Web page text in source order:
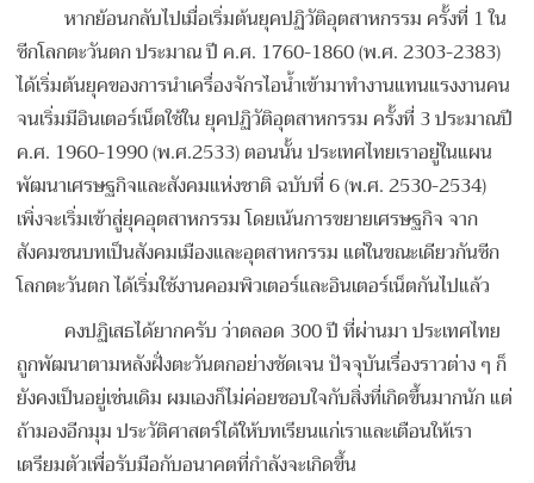
หากย้อนกลับไปเมื่อเริ่มต้นยุคปฏิวัติอุตสาหกรรม ครั้งที่ 1 ใน
ซีกโลกตะวันตก ประมาณ ปี ค.ศ. 1760-1860 (พ.ศ. 2303-2383)
ได้เริ่มต้นยุคของการนำเครื่องจักรไอน้ำเข้ามาทำงานแทนแรงงานคน
จนเริ่มมีอินเตอร์เน็ตใช้ใน ยุคปฏิวัติอุตสาหกรรม ครั้งที่ 3 ประมาณปี
ค.ศ. 1960-1990 (พ.ศ.2533) ตอนนั้น ประเทศไทยเราอยู่ในแผน
พัฒนาเศรษฐกิจและสังคมแห่งชาติ ฉบับที่ 6 (พ.ศ. 2530-2534)
เพิ่งจะเริ่มเข้าสู่ยุคอุตสาหกรรม โดยเน้นการขยายเศรษฐกิจ จาก
สังคมชนบทเป็นสังคมเมืองและอุตสาหกรรม แต่ในขณะเดียวกันซีก
โลกตะวันตก ได้เริ่มใช้งานคอมพิวเตอร์และอินเตอร์เน็ตกันไปแล้ว
คงปฏิเสธได้ยากครับ ว่าตลอด 300 ปี ที่ผ่านมา ประเทศไทย
ถูกพัฒนาตามหลังฝั่งตะวันตกอย่างชัดเจน ปัจจุบันเรื่องราวต่าง ๆ ก็
ยังคงเป็นอยู่เช่นเดิม ผมเองก็ไม่ค่อยชอบใจกับสิ่งที่เกิดขึ้นมากนัก แต่
ถ้ามองอีกมุม ประวัติศาสตร์ได้ให้บทเรียนแก่เราและเตือนให้เรา
เตรียมตัวเพื่อรับมือกับอนาคตที่กำลังจะเกิดขึ้น